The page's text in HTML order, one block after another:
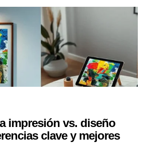
impresión vs. diseño
clave y mejores